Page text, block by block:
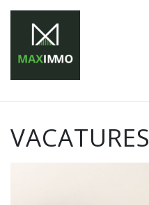
VACATURES